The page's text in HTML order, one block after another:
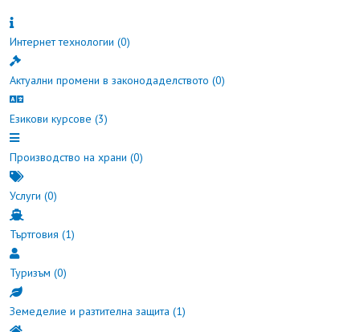
Интернет технологии (0)
Актуални промени в законодаделството (0)
Езикови курсове (3)
Производство на храни (0)
Услуги (0)
Търтговия (1)
Туризъм (0)
Земеделие и разтителна защита (1)